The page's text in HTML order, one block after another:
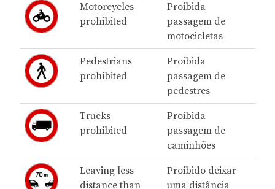
Motorcycles
prohibited
Proibida
passagem de
motocicletas
Pedestrians
prohibited
Proibida
passagem de
pedestres
Trucks
prohibited
Proibida
passagem de
caminhões
Leaving less
distance than
Proibido deixar
uma distância